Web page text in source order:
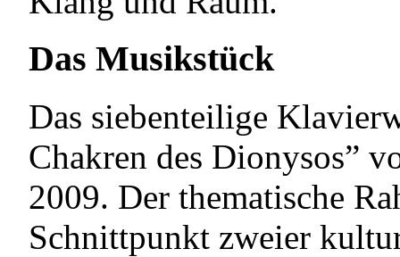
Das Musikstück
Das siebenteilige
Chakren des Dionysos”
2009. Der thematische
Schnittpunkt zweier